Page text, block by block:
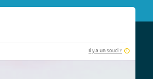
Il y a un souci ?